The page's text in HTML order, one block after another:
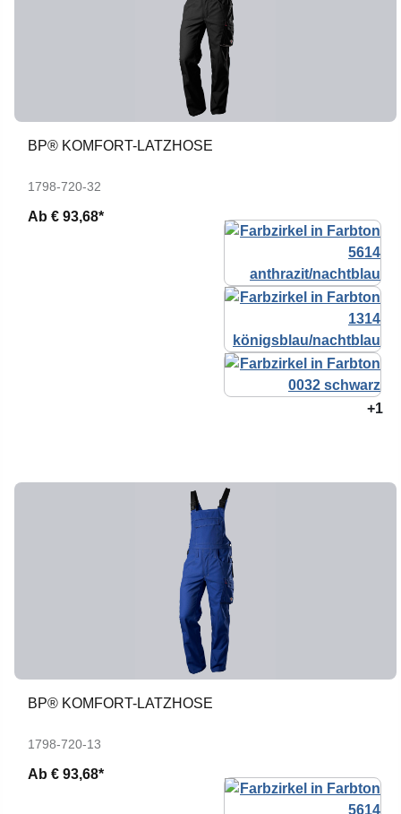
BP® KOMFORT-LATZHOSE
1798-720-32
Ab € 93,68*
+1
BP® KOMFORT-LATZHOSE
1798-720-13
Ab € 93,68*